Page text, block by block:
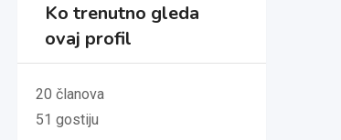
Ko trenutno gleda
ovaj profil
20 članova
51 gostiju